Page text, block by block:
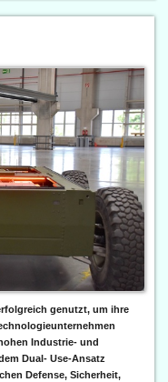
genutzt, um ihre
Industrie- und
Dual- Use-Ansatz
Defense, Sicherheit,